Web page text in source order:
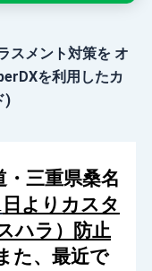
スメント対策を オ
を利用したカ
)
三重県桑名
日よりカスタ
ハラ）防止
た、最近で